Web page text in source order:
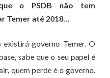
o PSDB não tem
Temer até 2018…
existirá governo Temer. O
sabe que o seu papel é
quem perde é o governo.